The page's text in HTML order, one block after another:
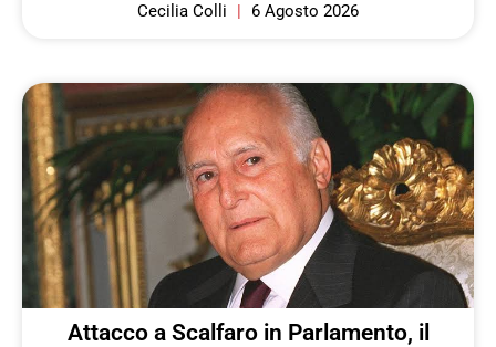
Cecilia Colli 6 Agosto 2026
Attacco a Scalfaro in Parlamento, il